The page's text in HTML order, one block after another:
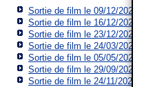
Sortie de film le 09/12/2026
Sortie de film le 16/12/2026
Sortie de film le 23/12/2026
Sortie de film le 24/03/2027
Sortie de film le 05/05/2027
Sortie de film le 29/09/2027
Sortie de film le 24/11/2027